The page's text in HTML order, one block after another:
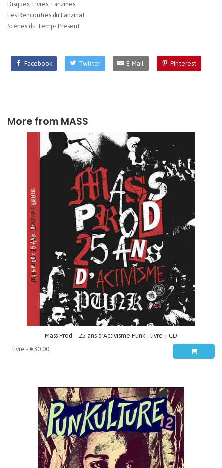
Disques, Livres, Fanzines
Les Rencontres du Fanzinat
Scènes du Temps Présent
Facebook Twitter E-Mail Pinterest
More from MASS
Mass Prod' - 25 ans d'Activisme Punk - livre + CD